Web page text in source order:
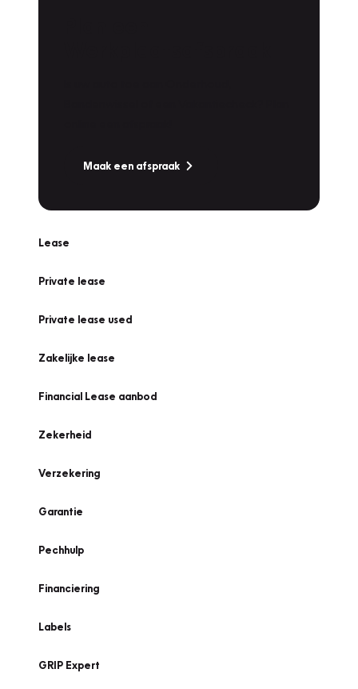
Maak een afspraak
Lease
Private lease
Private lease used
Zakelijke lease
Financial Lease aanbod
Zekerheid
Verzekering
Garantie
Pechhulp
Financiering
Labels
GRIP Expert